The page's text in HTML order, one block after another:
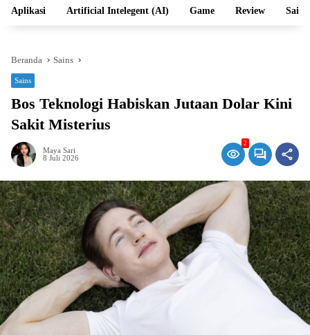
Aplikasi Artificial Intelegent (AI) Game Review Sains
Beranda Sains
Sains
Bos Teknologi Habiskan Jutaan Dolar Kini
Sakit Misterius
Maya Sari
8 Juli 2026
2